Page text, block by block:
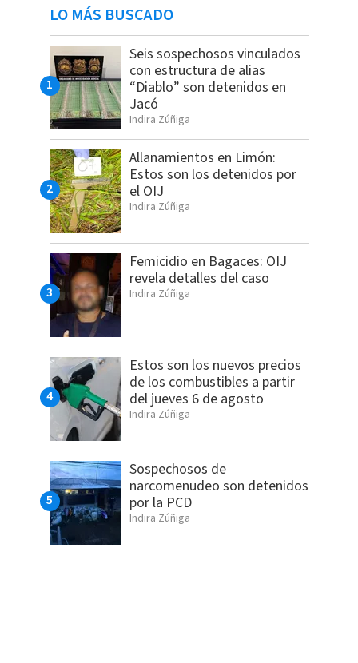
LO MÁS BUSCADO
Seis sospechosos vinculados
con estructura de alias
“Diablo” son detenidos en
Jacó
Indira Zúñiga
Allanamientos en Limón:
Estos son los detenidos por
el OIJ
Indira Zúñiga
Femicidio en Bagaces: OIJ
revela detalles del caso
Indira Zúñiga
Estos son los nuevos precios
de los combustibles a partir
del jueves 6 de agosto
Indira Zúñiga
Sospechosos de
narcomenudeo son detenidos
por la PCD
Indira Zúñiga